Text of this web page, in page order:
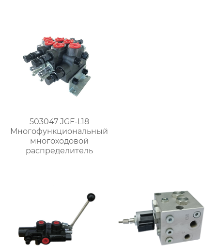
503047 JGF-L18
Многофункциональный
многоходовой
распределитель